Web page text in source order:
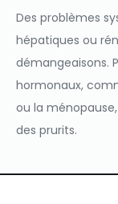
Des problèmes
hépatiques ou
démangeaisons.
hormonaux,
ou la
des prurits.